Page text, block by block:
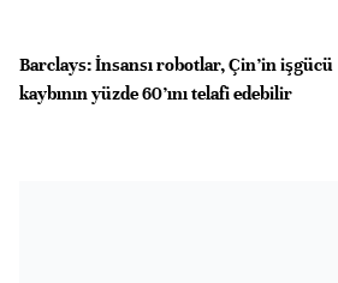
Barclays: İnsansı robotlar, Çin’in işgücü
kaybının yüzde 60’ını telafi edebilir